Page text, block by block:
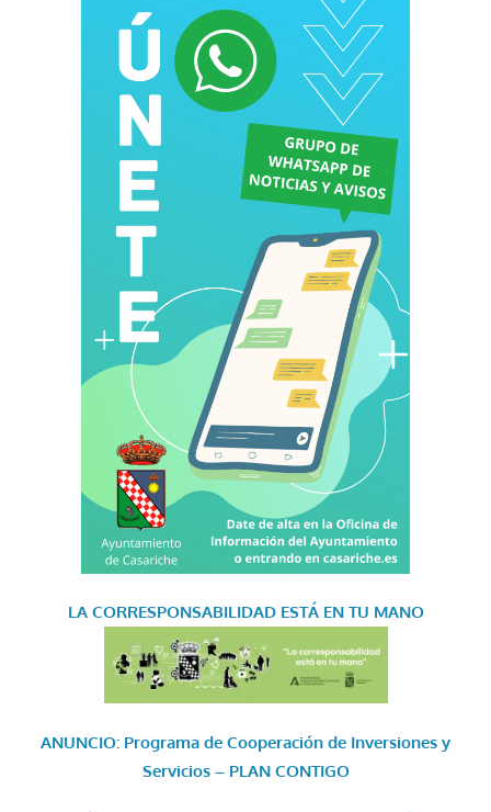
LA CORRESPONSABILIDAD ESTÁ EN TU MANO
ANUNCIO: Programa de Cooperación de Inversiones y
Servicios – PLAN CONTIGO